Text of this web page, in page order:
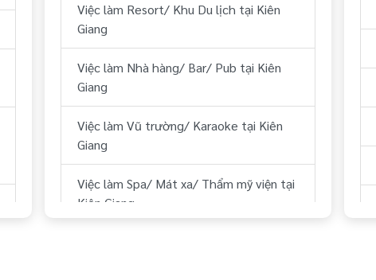
Việc làm Tài chính, kế toán tại Kiên
Giang
Việc làm Kỹ thuật tại Kiên Giang
Việc làm Lái xe tại Kiên Giang
Việc làm Lữ hành/ Du lịch (HDV, ĐH
Tour...) tại Kiên Giang
Việc làm Resort/ Khu Du lịch tại Kiên
Giang
Việc làm Nhà hàng/ Bar/ Pub tại Kiên
Giang
Việc làm Vũ trường/ Karaoke tại Kiên
Giang
Việc làm Spa/ Mát xa/ Thẩm mỹ viện tại
Kiên Giang